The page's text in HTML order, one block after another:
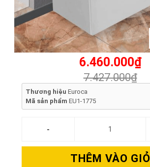
6.460.000₫
7.427.000₫
Thương hiệu Euroca
Mã sản phẩm EU1-1775
THÊM VÀO GIỎ